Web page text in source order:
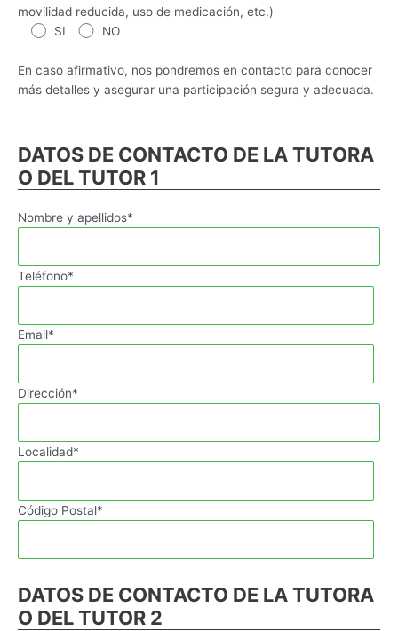
movilidad reducida, uso de medicación, etc.)
SI
NO
En caso afirmativo, nos pondremos en contacto para conocer
más detalles y asegurar una participación segura y adecuada.
DATOS DE CONTACTO DE LA TUTORA
O DEL TUTOR 1
Nombre y apellidos*
Teléfono*
Email*
Dirección*
Localidad*
Código Postal*
DATOS DE CONTACTO DE LA TUTORA
O DEL TUTOR 2